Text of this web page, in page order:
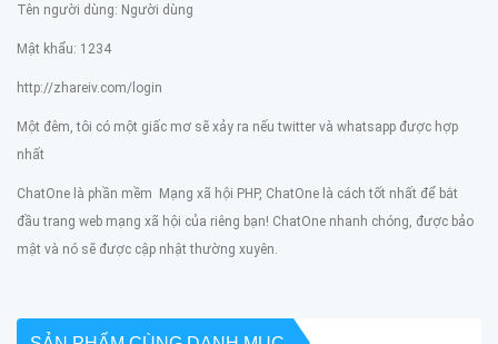
Tên người dùng: Người dùng
Mật khẩu: 1234
http://zhareiv.com/login
Một đêm, tôi có một giấc mơ sẽ xảy ra nếu twitter và whatsapp được hợp
nhất
ChatOne là phần mềm Mạng xã hội PHP, ChatOne là cách tốt nhất để bắt
đầu trang web mạng xã hội của riêng bạn! ChatOne nhanh chóng, được bảo
mật và nó sẽ được cập nhật thường xuyên.